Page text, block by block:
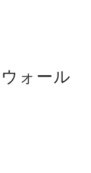
ォール